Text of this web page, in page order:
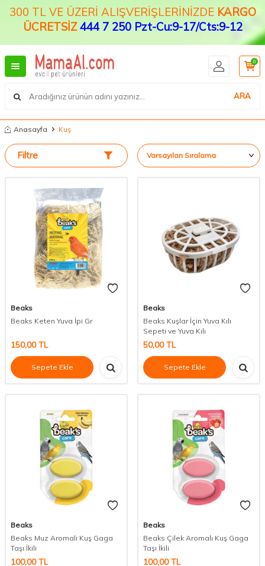
300 TL VE ÜZERİ ALIŞVERİŞLERİNİZDE KARGO
ÜCRETSİZ444 7 250 Pzt-Cu:9-17/Cts:9-12
ARA
0
Anasayfa Kuş
Filtre
Beaks
Beaks Keten Yuva İpi Gr
150,00TL
Sepete Ekle
Beaks
Beaks Kuşlar İçin Yuva Kılı
Sepeti ve Yuva Kılı
50,00TL
Sepete Ekle
Beaks
Beaks Muz Aromalı Kuş Gaga
Taşı İkili
100,00TL
Beaks
Beaks Çilek Aromalı Kuş Gaga
Taşı İkili
100,00TL